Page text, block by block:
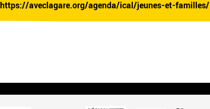
https://aveclagare.org/agenda/ical/jeunes-et-familles/